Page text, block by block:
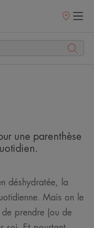
Points
une parenthèse
déshydratée, la
Mais on le
prendre (ou de